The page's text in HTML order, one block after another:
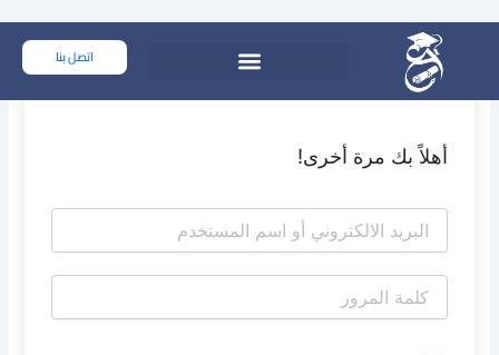
المحتوى
اتصل بنا
أهلاً بك مرة أخرى!